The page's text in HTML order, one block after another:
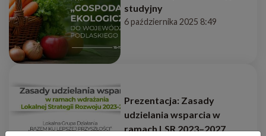
studyjny
6 października 2025 8:49
Prezentacja: Zasady
udzielania wsparcia w
ramach LSR 2023–2027